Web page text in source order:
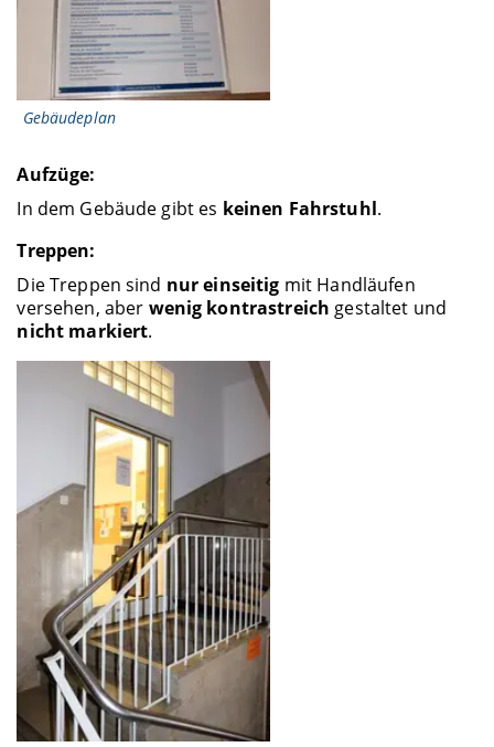
Gebäudeplan
Aufzüge:
In dem Gebäude gibt es keinen Fahrstuhl.
Treppen:
Die Treppen sind nur einseitig mit Handläufen
versehen, aber wenig kontrastreich gestaltet und
nicht markiert.